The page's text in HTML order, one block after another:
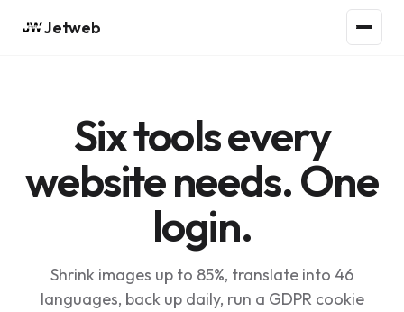
Jetweb
Six tools every
website needs. One
login.
Shrink images up to 85%, translate into 46
languages, back up daily, run a GDPR cookie